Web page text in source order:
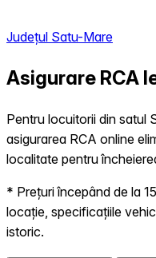
Județul Satu-Mare
Asigurare RCA
Pentru locuitorii din satul
asigurarea RCA online
localitate pentru
* Prețuri începând de la
locație, specificațiile
istoric.